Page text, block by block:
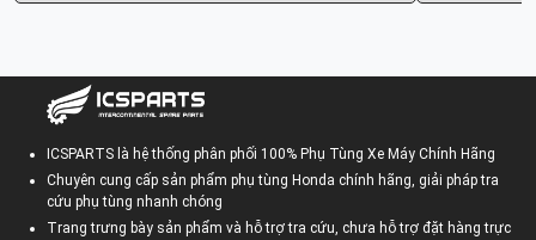
ICSPARTS là hệ thống phân phối 100% Phụ Tùng Xe Máy Chính Hãng
Chuyên cung cấp sản phẩm phụ tùng Honda chính hãng, giải pháp tra
cứu phụ tùng nhanh chóng
Trang trưng bày sản phẩm và hỗ trợ tra cứu, chưa hỗ trợ đặt hàng trực